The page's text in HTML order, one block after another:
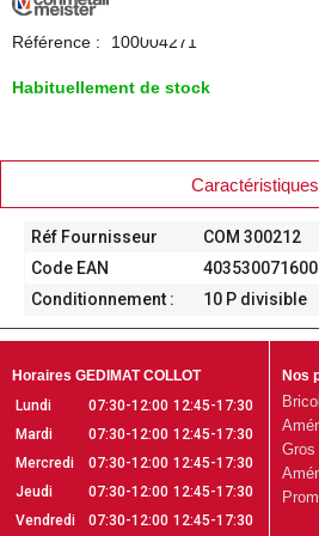
Référence : 100004271
Habituellement de stock
Caractéristiques
Réf Fournisseur
COM 300212
Code EAN
Conditionnement :
10 P divisible
Horaires GEDIMAT COLLOT
Lundi
07:30-12:00 12:45-17:30
Mardi
07:30-12:00 12:45-17:30
Mercredi
07:30-12:00 12:45-17:30
Jeudi
07:30-12:00 12:45-17:30
Vendredi
07:30-12:00 12:45-17:30
Nos